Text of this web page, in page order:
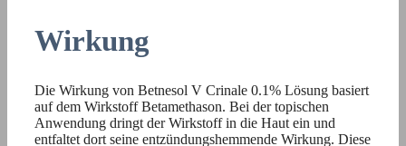
Wirkung
Die Wirkung von Betnesol V Crinale 0.1% Lösung basiert
auf dem Wirkstoff Betamethason. Bei der topischen
Anwendung dringt der Wirkstoff in die Haut ein und
entfaltet dort seine entzündungshemmende Wirkung. Diese